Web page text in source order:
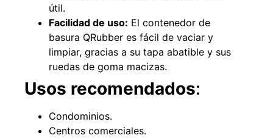
útil.
Facilidad de uso: El contenedor de
basura QRubber es fácil de vaciar y
limpiar, gracias a su tapa abatible y sus
ruedas de goma macizas.
Usos recomendados:
Condominios.
Centros comerciales.